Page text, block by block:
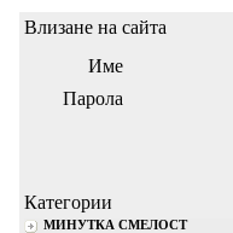
Влизане на сайта
Име
Парола
Категории
МИНУТКА СМЕЛОСТ